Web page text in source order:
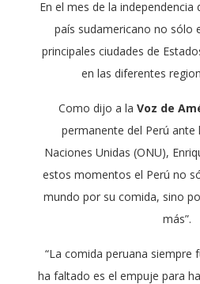
En el mes de la independencia
país sudamericano no sólo
principales ciudades de
en las diferentes
Como dijo a la Voz de
permanente del Perú ante
Naciones Unidas (ONU),
estos momentos el Perú no
mundo por su comida, sino
más”.
“La comida peruana siempre
ha faltado es el empuje para